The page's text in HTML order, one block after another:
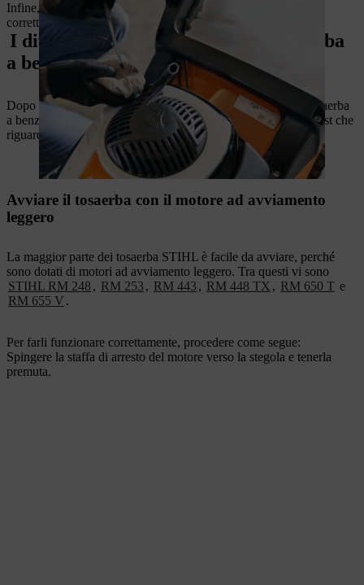
Infine, controllare che il connettore della candela sia fissato
correttamente.
I diversi sistemi per avviare un tosaerba
a benzina
Dopo aver controllato benzina e olio, è possibile avviare il tosaerba
a benzina. Qui di seguito abbiamo raccolto per te delle checklist che
riguardano tutti i comuni tosaerba STIHL.
Avviare il tosaerba con il motore ad avviamento
leggero
La maggior parte dei tosaerba STIHL è facile da avviare, perché
sono dotati di motori ad avviamento leggero. Tra questi vi sono
STIHL RM 248 , RM 253 , RM 443 , RM 448 TX , RM 650 T e
RM 655 V .
Per farli funzionare correttamente, procedere come segue:
Spingere la staffa di arresto del motore verso la stegola e tenerla
premuta.